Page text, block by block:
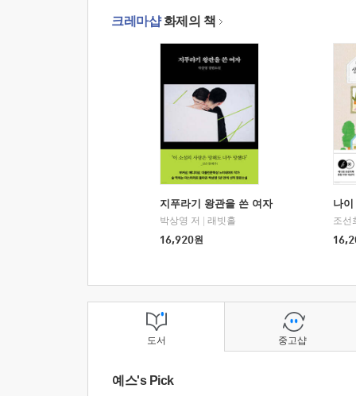
크레마샵화제의 책
지푸라기 왕관을 쓴 여자
박상영 저
래빗홀
16,920원
나
조선
도서
예스's Pick
중고샵